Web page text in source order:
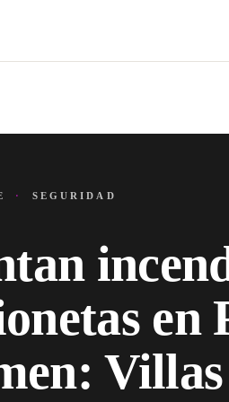
· SEGURIDAD
en